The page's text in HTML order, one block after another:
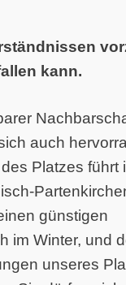
kann.
auch
Platzes führt
günstigen
im Winter, und
unseres